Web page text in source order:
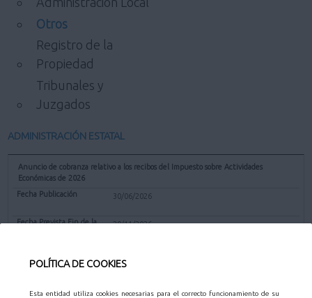
POLÍTICA DE COOKIES
Esta entidad utiliza cookies necesarias para el correcto funcionamiento de su
Otros
Registro de la
Propiedad
Tribunales y
Juzgados
ADMINISTRACIÓN ESTATAL
Anuncio de cobranza relativo a los recibos del Impuesto sobre Actividades
Económicas de 2026
30/06/2026
20/11/2026